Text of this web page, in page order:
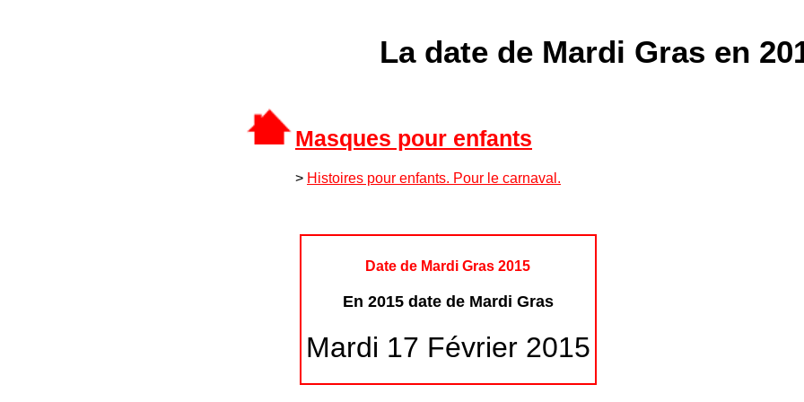
La date de Mardi Gras en
Masques pour enfants
> Histoires pour enfants. Pour le carnaval.
Date de Mardi Gras 2015
En 2015 date de Mardi Gras
Mardi 17 Février 2015